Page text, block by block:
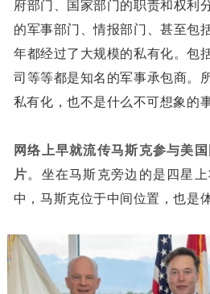
府部门、国家部门的职责和权利
的军事部门、情报部门、甚至包
年都经过了大规模的私有化。包
司等等都是知名的军事承包商。
私有化，也不是什么不可想象的事
网络上早就流传马斯克参与美
片。坐在马斯克旁边的是四星
中，马斯克位于中间位置，也是